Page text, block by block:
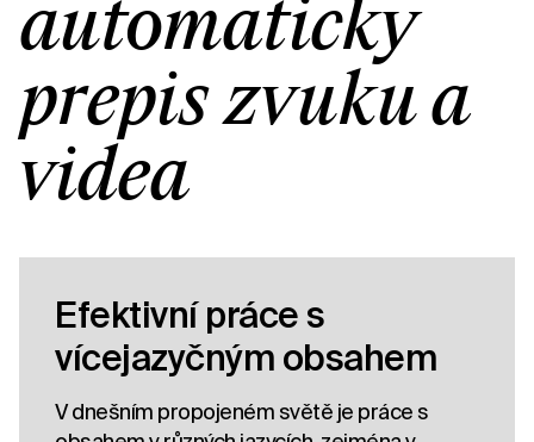
automatický
přepis zvuku a
videa
Efektivní práce s
vícejazyčným obsahem
V dnešním propojeném světě je práce s